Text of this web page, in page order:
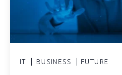
IT BUSINESS FUTURE